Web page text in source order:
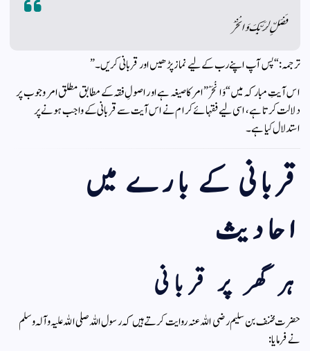
فَصَلِّ لِرَبِّكَ وَانْحَرْ
ترجمہ: “پس آپ اپنے رب کے لیے نماز پڑھیں اور قربانی کریں۔”
اس آیتِ مبارکہ میں “وَانْحَرْ” امر کا صیغہ ہے اور اصولِ فقہ کے مطابق مطلق امر وجوب پر
دلالت کرتا ہے، اسی لیے فقہائے کرام نے اس آیت سے قربانی کے واجب ہونے پر
استدلال کیا ہے۔
قربانی کے بارے میں
احادیث
ہر گھر پر قربانی
حضرت مخنف بن سلیم رضی اللہ عنہ روایت کرتے ہیں کہ رسول اللہ صلی اللہ علیہ وآلہ وسلم
نے فرمایا: